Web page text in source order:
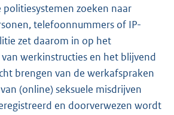
zoeken naar
telefoonnummers of IP-
zet daarom in op het
werkinstructies en het blijvend
brengen van de werkafspraken
(online) seksuele misdrijven
en doorverwezen wordt